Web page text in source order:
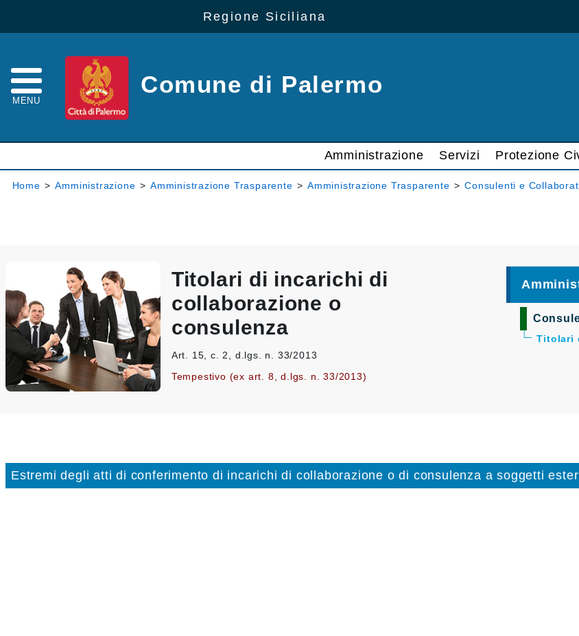
Regione Siciliana
MENU
Comune di Palermo
Amministrazione Servizi Protezione
Home > Amministrazione > Amministrazione Trasparente > Amministrazione Trasparente > Consulenti e
Titolari di incarichi di
collaborazione o
consulenza
Art. 15, c. 2, d.lgs. n. 33/2013
Tempestivo (ex art. 8, d.lgs. n. 33/2013)
Titolari
Estremi degli atti di conferimento di incarichi di collaborazione o di consulenza a soggetti